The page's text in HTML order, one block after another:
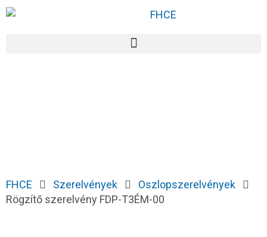
FHCE Szerelvények
Oszlopszerelvények
Rögzítő szerelvény FDP-T3ÉM-00